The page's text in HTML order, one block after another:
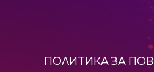
ПОЛИТИКА ЗА